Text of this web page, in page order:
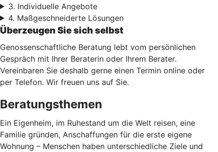
3. Individuelle Angebote
4. Maßgeschneiderte Lösungen
Überzeugen Sie sich selbst
Genossenschaftliche Beratung lebt vom persönlichen
Gespräch mit Ihrer Beraterin oder Ihrem Berater.
Vereinbaren Sie deshalb gerne einen Termin online oder
per Telefon. Wir freuen uns auf Sie.
Beratungsthemen
Ein Eigenheim, im Ruhestand um die Welt reisen, eine
Familie gründen, Anschaffungen für die erste eigene
Wohnung – Menschen haben unterschiedliche Ziele und